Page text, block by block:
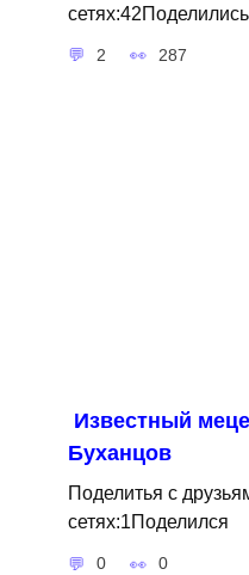
сетях:42Поделились
2 287
Известный
Буханцов
Поделитья с
сетях:1Поделился
0 0